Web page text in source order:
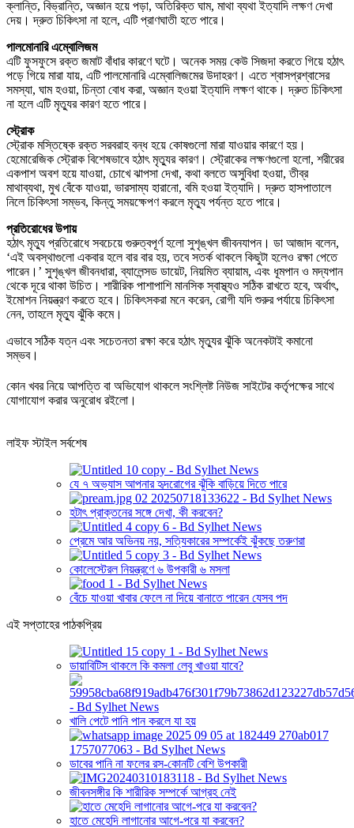
ক্লান্তি, বিভ্রান্তি, অজ্ঞান হয়ে পড়া, অতিরিক্ত ঘাম, মাথা ব্যথা ইত্যাদি লক্ষণ দেখা
দেয়। দ্রুত চিকিৎসা না হলে, এটি প্রাণঘাতী হতে পারে।
পালমোনারি এম্বোলিজম
এটি ফুসফুসে রক্ত জমাট বাঁধার কারণে ঘটে। অনেক সময় কেউ সিজদা করতে গিয়ে হঠাৎ
পড়ে গিয়ে মারা যায়, এটি পালমোনারি এম্বোলিজমের উদাহরণ। এতে শ্বাসপ্রশ্বাসের
সমস্যা, ঘাম হওয়া, চিন্তা বোধ করা, অজ্ঞান হওয়া ইত্যাদি লক্ষণ থাকে। দ্রুত চিকিৎসা
না হলে এটি মৃত্যুর কারণ হতে পারে।
স্ট্রোক
স্ট্রোক মস্তিষ্কে রক্ত সরবরাহ বন্ধ হয়ে কোষগুলো মারা যাওয়ার কারণে হয়।
হেমোরেজিক স্ট্রোক বিশেষভাবে হঠাৎ মৃত্যুর কারণ। স্ট্রোকের লক্ষণগুলো হলো, শরীরের
একপাশ অবশ হয়ে যাওয়া, চোখে ঝাপসা দেখা, কথা বলতে অসুবিধা হওয়া, তীব্র
মাথাব্যথা, মুখ বেঁকে যাওয়া, ভারসাম্য হারানো, বমি হওয়া ইত্যাদি। দ্রুত হাসপাতালে
নিলে চিকিৎসা সম্ভব, কিন্তু সময়ক্ষেপণ করলে মৃত্যু পর্যন্ত হতে পারে।
প্রতিরোধের উপায়
হঠাৎ মৃত্যু প্রতিরোধে সবচেয়ে গুরুত্বপূর্ণ হলো সুশৃঙ্খল জীবনযাপন। ডা আজাদ বলেন,
‘এই অবস্থাগুলো একবার হলে বার বার হয়, তবে সতর্ক থাকলে কিছুটা হলেও রক্ষা পেতে
পারেন।’ সুশৃঙ্খল জীবনধারা, ব্যালেন্সড ডায়েট, নিয়মিত ব্যায়াম, এবং ধূমপান ও মদ্যপান
থেকে দূরে থাকা উচিত। শারীরিক পাশাপাশি মানসিক স্বাস্থ্যও সঠিক রাখতে হবে, অর্থাৎ,
ইমোশন নিয়ন্ত্রণ করতে হবে। চিকিৎসকরা মনে করেন, রোগী যদি শুরুর পর্যায়ে চিকিৎসা
নেন, তাহলে মৃত্যু ঝুঁকি কমে।
এভাবে সঠিক যত্ন এবং সচেতনতা রক্ষা করে হঠাৎ মৃত্যুর ঝুঁকি অনেকটাই কমানো
সম্ভব।
কোন খবর নিয়ে আপত্তি বা অভিযোগ থাকলে সংশ্লিষ্ট নিউজ সাইটের কর্তৃপক্ষের সাথে
যোগাযোগ করার অনুরোধ রইলো।
লাইফ স্টাইল সর্বশেষ
যে ৭ অভ্যাস আপনার হৃদরোগের ঝুঁকি বাড়িয়ে দিতে পারে
হটাৎ প্রাক্তনের সঙ্গে দেখা, কী করবেন?
প্রেমে আর অভিনয় নয়, সত্যিকারের সম্পর্কেই ঝুঁকছে তরুণরা
কোলেস্টেরল নিয়ন্ত্রণে ৬ উপকারী ৬ মসলা
বেঁচে যাওয়া খাবার ফেলে না দিয়ে বানাতে পারেন যেসব পদ
এই সপ্তাহের পাঠকপ্রিয়
ডায়াবিটিস থাকলে কি কমলা লেবু খাওয়া যাবে?
খালি পেটে পানি পান করলে যা হয়
ডাবের পানি না ফলের রস-কোনটি বেশি উপকারী
জীবনসঙ্গীর কি শারীরিক সম্পর্কে আগ্রহ নেই
হাতে মেহেদি লাগানোর আগে-পরে যা করবেন?